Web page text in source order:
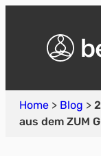
Home > Blog >
aus dem ZUM